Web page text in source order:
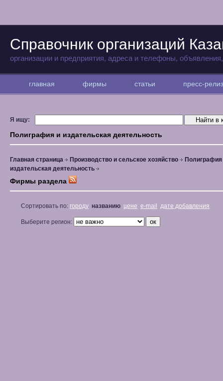
Справочник организаций
организации и предприятия, адреса и телефоны,
главная фирмы статьи пресс-
Я ищу:
Полиграфия и издательская деятельность
Главная страница Производство и сельское хозяйство
Полиграфия
издательская деятельность
Фирмы раздела
Сортировать по: городу названию цене e-mail дате добавления
Выберите регион: